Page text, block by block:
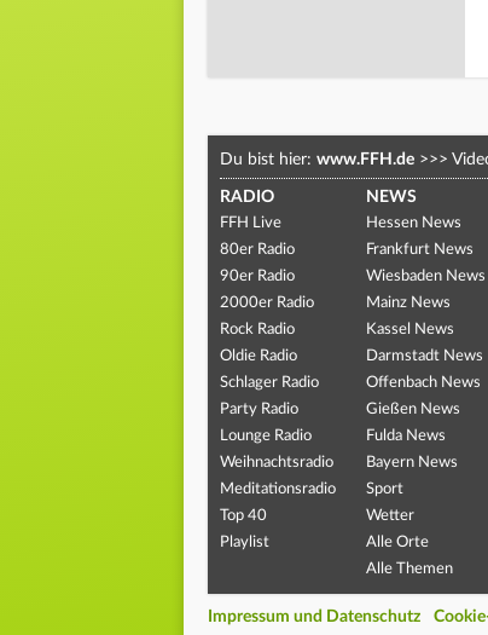
Du bist hier: www.FFH.de >>>
RADIO
FFH Live
80er Radio
90er Radio
2000er Radio
Rock Radio
Oldie Radio
Schlager Radio
Party Radio
Lounge Radio
Weihnachtsradio
Meditationsradio
Top 40
Playlist
NEWS
Hessen News
Frankfurt News
Wiesbaden News
Mainz News
Kassel News
Darmstadt News
Offenbach News
Gießen News
Fulda News
Bayern News
Sport
Wetter
Alle Orte
Alle Themen
Impressum und Datenschutz